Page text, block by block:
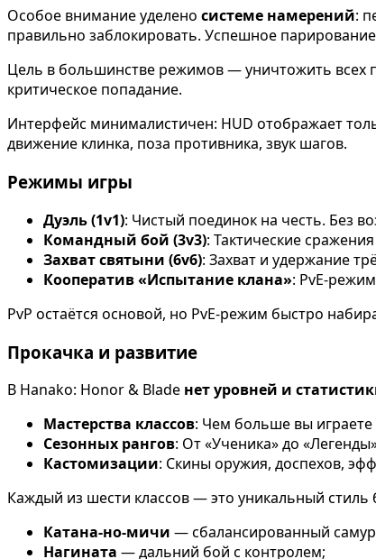
Особое внимание уделено системе намерений:
правильно заблокировать. Успешное
Цель в большинстве режимов — уничтожить всех
критическое попадание.
Интерфейс минималистичен: HUD отображает
движение клинка, поза противника, звук шагов.
Режимы игры
Дуэль (1v1): Чистый поединок на честь. Без
Командный бой (3v3): Тактические
Захват святыни (6v6): Захват и удержание
Кооператив «Испытание клана»: PvE-
PvP остаётся основой, но PvE-режим быстро
Прокачка и развитие
В Hanako: Honor & Blade нет уровней и
Мастерства классов: Чем больше вы
Сезонных рангов: От «Ученика» до
Кастомизации: Скины оружия, доспехов,
Каждый из шести классов — это уникальный стиль
Катана-но-мичи — сбалансированный
Нагината — дальний бой с контролем;